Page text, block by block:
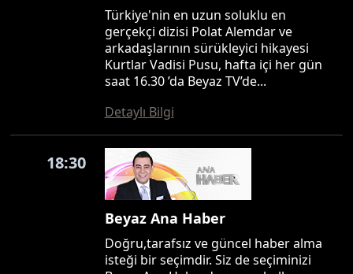
Türkiye'nin en uzun soluklu en
gerçekçi dizisi Polat Alemdar ve
arkadaşlarının sürükleyici hikayesi
Kurtlar Vadisi Pusu, hafta içi her gün
saat 16.30 ’da Beyaz TV’de...
Detaylı Bilgi
18:30
Beyaz Ana Haber
Doğru,tarafsız ve güncel haber alma
isteği bir seçimdir. Siz de seçiminizi